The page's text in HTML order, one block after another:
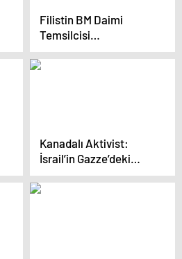
Filistin BM Daimi
Temsilcisi
gözyaşlarına hakim
olamadı
Kanadalı Aktivist:
İsrail’in Gazze’deki
Saldırıları Soykırım
Vakasıdır